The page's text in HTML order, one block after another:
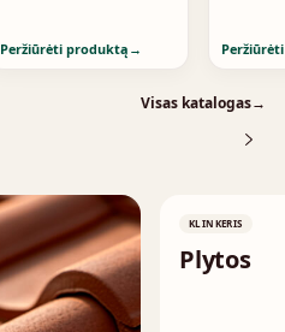
Peržiūrėti produktą →
Visas katalogas→
KLINKERIS
Plytos